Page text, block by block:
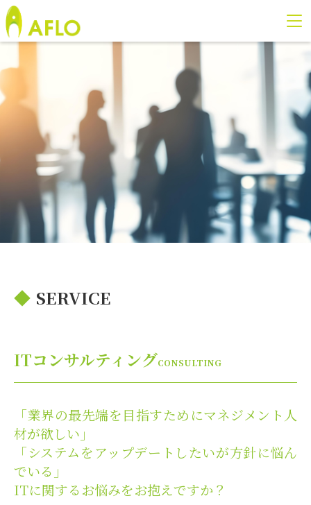
◆ SERVICE
ITコンサルティングCONSULTING
「業界の最先端を目指すためにマネジメント人
材が欲しい」
「システムをアップデートしたいが方針に悩ん
でいる」
ITに関するお悩みをお抱えですか？